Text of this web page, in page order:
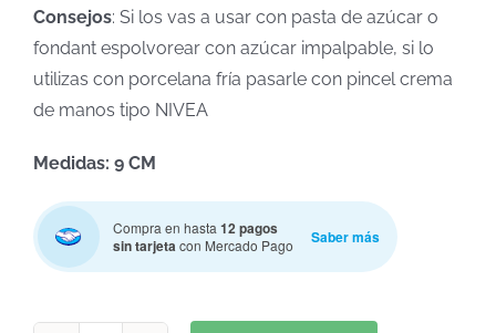
Consejos: Si los vas a usar con pasta de azúcar o
fondant espolvorear con azúcar impalpable, si lo
utilizas con porcelana fría pasarle con pincel crema
de manos tipo NIVEA
Medidas: 9 CM
Compra en hasta12 pagos
sin tarjetacon Mercado Pago Saber más